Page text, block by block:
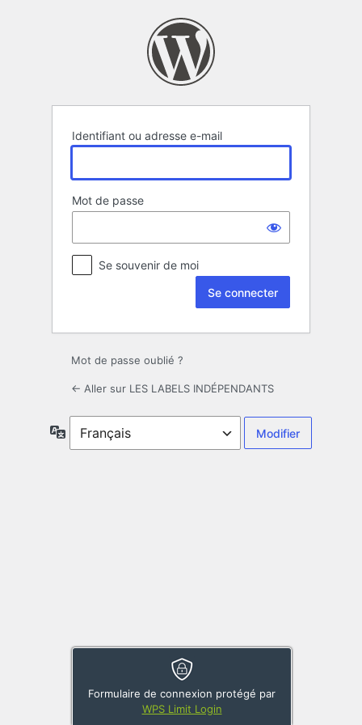
Identifiant ou adresse e-mail
Mot de passe
Formulaire de connexion protégé par
WPS Limit Login
Se souvenir de moi
Mot de passe oublié ?
← Aller sur LES LABELS INDÉPENDANTS
Langue